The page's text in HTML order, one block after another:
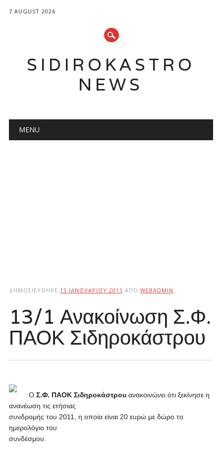
7 AUGUST 2026
SIDIROKASTRO
NEWS
Main menu
MENU
ΔΗΜΟΣΙΕΎΘΗΚΕ 13 ΙΑΝΟΥΑΡΊΟΥ 2011 ΑΠΌ WEBADMIN
13/1 Ανακοίνωση Σ.Φ.
ΠΑΟΚ Σιδηροκάστρου
Ο Σ.Φ. ΠΑΟΚ Σιδηροκάστρουανακοινώνει ότι ξεκίνησε η
ανανέωση τις ετήσιας
συνδρομής του 2011, η οποία είναι 20 ευρώ με δώρο το
ημερολόγιο του
συνδέσμου.